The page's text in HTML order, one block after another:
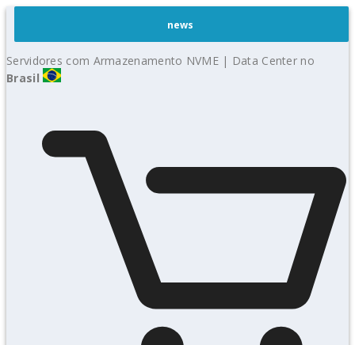
news
Servidores com Armazenamento NVME | Data Center no
Brasil